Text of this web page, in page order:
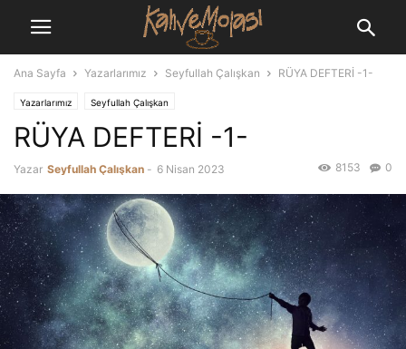
Ana Sayfa Yazarlarımız Seyfullah Çalışkan RÜYA DEFTERİ -1-
Yazarlarımız Seyfullah Çalışkan
RÜYA DEFTERİ -1-
Yazar Seyfullah Çalışkan - 6 Nisan 2023 0
8153